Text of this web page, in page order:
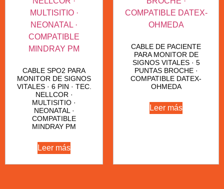
CABLE SPO2 PARA
MONITOR DE SIGNOS
VITALES · 6 PIN · TEC.
NELLCOR ·
MULTISITIO ·
NEONATAL ·
COMPATIBLE
MINDRAY PM
Leer más
CABLE DE PACIENTE
PARA MONITOR DE
SIGNOS VITALES · 5
PUNTAS BROCHE ·
COMPATIBLE DATEX-
OHMEDA
Leer más